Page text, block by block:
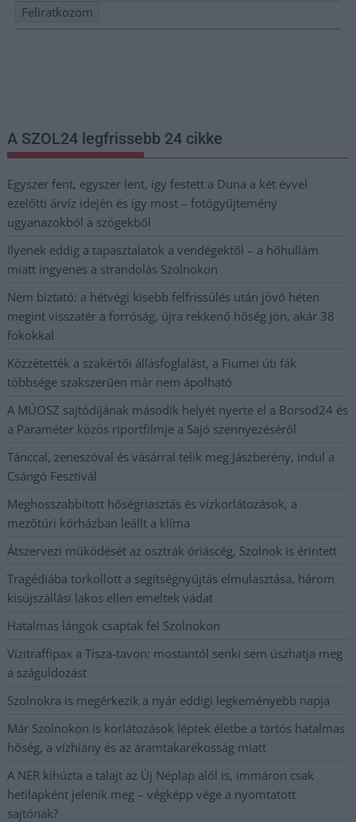
A SZOL24 legfrissebb 24 cikke
Egyszer fent, egyszer lent, így festett a Duna a két évvel
ezelőtti árvíz idején és így most – fotógyűjtemény
ugyanazokból a szögekből
Ilyenek eddig a tapasztalatok a vendégektől – a hőhullám
miatt ingyenes a strandolás Szolnokon
Nem biztató: a hétvégi kisebb felfrissülés után jövő héten
megint visszatér a forróság, újra rekkenő hőség jön, akár 38
fokokkal
Közzétették a szakértői állásfoglalást, a Fiumei úti fák
többsége szakszerűen már nem ápolható
A MÚOSZ sajtódíjának második helyét nyerte el a Borsod24 és
a Paraméter közös riportfilmje a Sajó szennyezéséről
Tánccal, zeneszóval és vásárral telik meg Jászberény, indul a
Csángó Fesztivál
Meghosszabbított hőségriasztás és vízkorlátozások, a
mezőtúri kórházban leállt a klíma
Átszervezi működését az osztrák óriáscég, Szolnok is érintett
Tragédiába torkollott a segítségnyújtás elmulasztása, három
kisújszállási lakos ellen emeltek vádat
Hatalmas lángok csaptak fel Szolnokon
Vízitraffipax a Tisza-tavon: mostantól senki sem úszhatja meg
a száguldozást
Szolnokra is megérkezik a nyár eddigi legkeményebb napja
Már Szolnokon is korlátozások léptek életbe a tartós hatalmas
hőség, a vízhiány és az áramtakarékosság miatt
A NER kihúzta a talajt az Új Néplap alól is, immáron csak
hetilapként jelenik meg – végképp vége a nyomtatott
sajtónak?